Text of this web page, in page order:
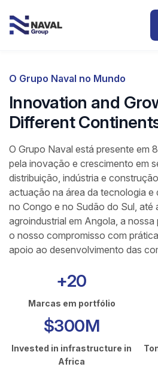
O Grupo Naval no Mundo
Innovation and
Different
O Grupo Naval está presente em
pela inovação e crescimento em
distribuição, indústria e
actuação na área da tecnologia e
no Congo e no Sudão do Sul, até
agroindustrial em Angola, a
o nosso compromisso com
apoio ao desenvolvimento das
+20
Marcas em portfólio
$300M
Invested in infrastructure in
Africa